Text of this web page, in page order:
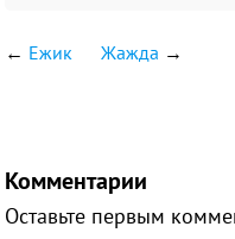
← Ежик Жажда →
Комментарии
Оставьте первым